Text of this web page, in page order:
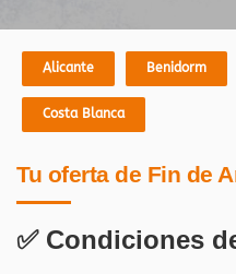
Alicante Benidorm
Costa Blanca
Tu oferta de Fin de
✅ Condiciones